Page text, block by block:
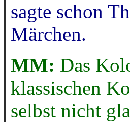
sagte schon
Märchen.
MM: Das
klassischen
selbst nicht